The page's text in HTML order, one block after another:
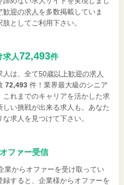
歓迎の求人 を多数掲載していま
としてご利用下さい。
求人72,493件
人は、全て50歳以上歓迎の求人
72,493 件！業界最大級のシニア
れまでのキャリアを活かした求
しい挑戦が出来る求人も。あなた
求人を見つけて下さい。
ファー受信
業からオファーを受け取ってい
録すると、企業様からオファーを